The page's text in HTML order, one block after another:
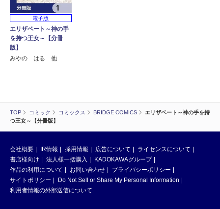
TOP コミック コミックス BRIDGE COMICS
エリザベート～神の手を持
つ王女～【分冊版】
電子版
エリザベート～神の手
を持つ王女～【分冊
版】
みやの はる 他
会社概要 IR情報 採用情報 広告について
ライセンスについて
書店様向け
法人様一括購入
KADOKAWAグループ
作品の利用について
お問い合わせ
プライバシーポリシー
サイトポリシー
Do Not Sell or Share My Personal Information
利用者情報の外部送信について